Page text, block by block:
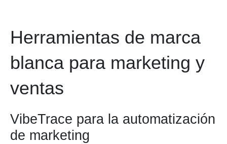
Herramientas de marca
blanca para marketing y
ventas
VibeTrace para la automatización
de marketing